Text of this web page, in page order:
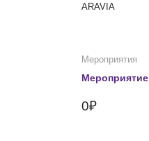
ARAVIA
Мероприятия
Мероприятие
0₽